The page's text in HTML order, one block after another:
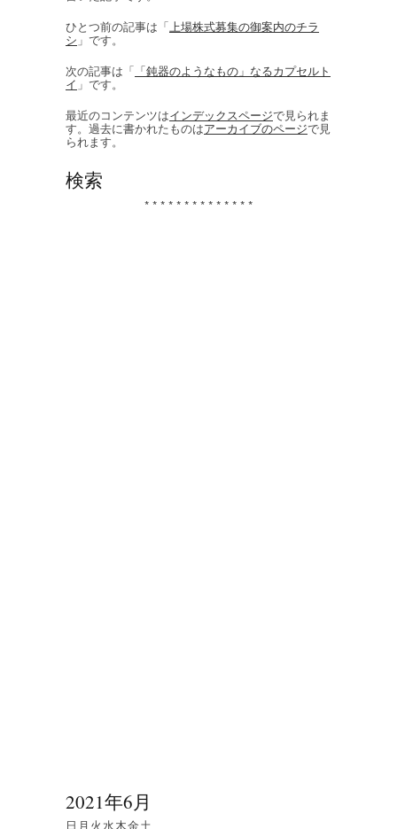
ひとつ前の記事は「上場株式募集の御案内のチラ
シ 」です。
次の記事は「 「鈍器のようなもの」なるカプセルト
イ 」です。
最近のコンテンツはインデックスページで見られま
す。過去に書かれたものはアーカイブのページで見
られます。
検索
* * * * * * * * * * * * * *
2021年6月
日 月 火 水木金土